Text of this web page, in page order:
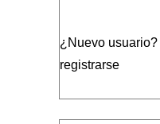
¿Nuevo usuario?
registrarse